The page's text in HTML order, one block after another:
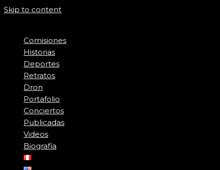
Skip to content
Comisiones
Historias
Deportes
Retratos
Dron
Portafolio
Conciertos
Publicadas
Videos
Biografía